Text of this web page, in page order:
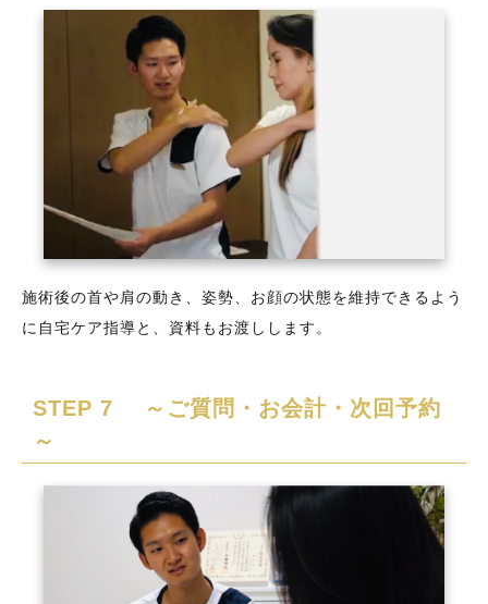
施術後の首や肩の動き、姿勢、お顔の状態を維持できるよう
に自宅ケア指導と、資料もお渡しします。
STEP 7 ～ご質問・お会計・次回予約
～